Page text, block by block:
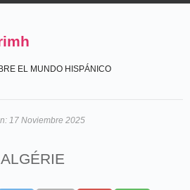
EL MUNDO HISPÁNICO
17 Noviembre 2025
ALGÉRIE